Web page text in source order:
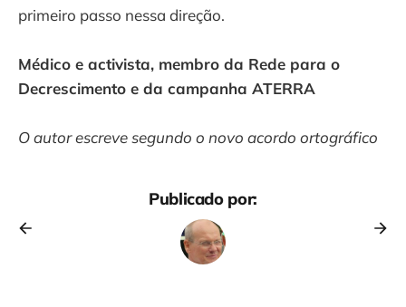
primeiro passo nessa direção.
Médico e activista, membro da Rede para o
Decrescimento e da campanha ATERRA
O autor escreve segundo o novo acordo ortográfico
Publicado por: